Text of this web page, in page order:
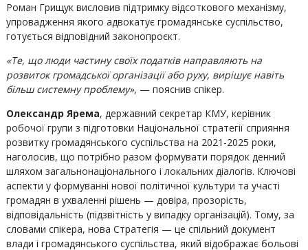
Роман Грищук висловив підтримку відсоткового механізму,
упровадження якого адвокатує громадянське суспільство,
готується відповідний законопроєкт.
«Те, що люди частину своїх податків направляють на
розвиток громадської організації або руху, вирішує навіть
більш системну проблему», — пояснив спікер.
Олександр Ярема, державний секретар КМУ, керівник
робочої групи з підготовки Національної стратегії сприяння
розвитку громадянського суспільства на 2021-2025 роки,
наголосив, що потрібно разом формувати порядок денний
шляхом загальнонаціонального і локальних діалогів. Ключові
аспекти у формуванні нової політичної культури та участі
громадян в ухваленні рішень — довіра, прозорість,
відповідальність (підзвітність у випадку організацій). Тому, за
словами спікера, нова Стратегія — це спільний документ
влади і громадянського суспільства, який відображає больові